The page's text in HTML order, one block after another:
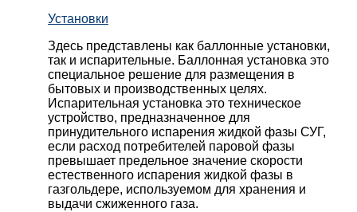
Установки
Здесь представлены как баллонные установки,
так и испарительные. Баллонная установка это
специальное решение для размещения в
бытовых и производственных целях.
Испарительная установка это техническое
устройство, предназначенное для
принудительного испарения жидкой фазы СУГ,
если расход потребителей паровой фазы
превышает предельное значение скорости
естественного испарения жидкой фазы в
газгольдере, используемом для хранения и
выдачи сжиженного газа.